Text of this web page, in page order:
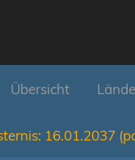
Übersicht
16.01.2037